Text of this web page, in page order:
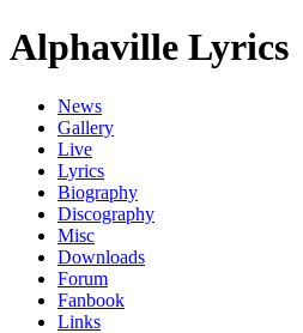
Alphaville Lyrics
News
Gallery
Live
Lyrics
Biography
Discography
Misc
Downloads
Forum
Fanbook
Links